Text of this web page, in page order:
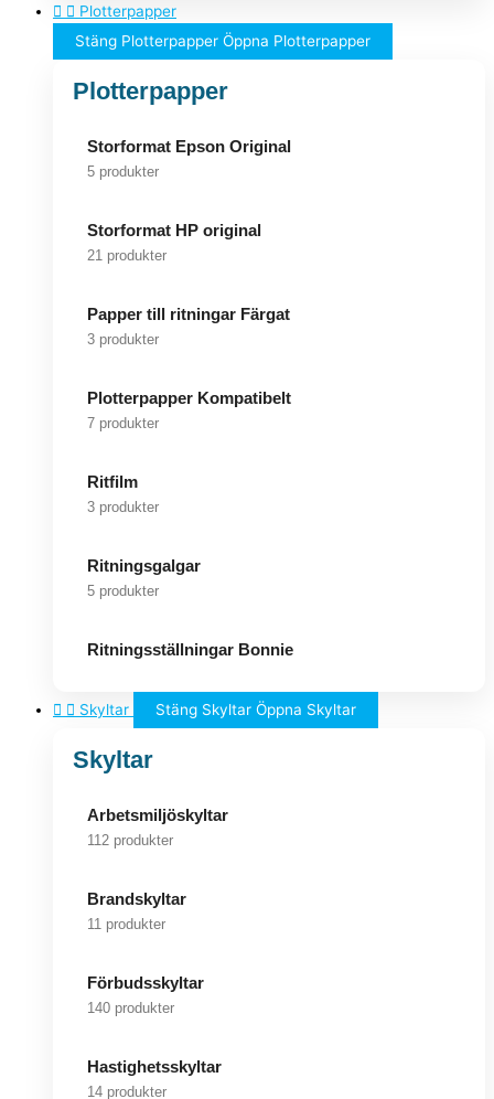
Plotterpapper
Stäng Plotterpapper Öppna Plotterpapper
Plotterpapper
Storformat Epson Original
5 produkter
Storformat HP original
21 produkter
Papper till ritningar Färgat
3 produkter
Plotterpapper Kompatibelt
7 produkter
Ritfilm
3 produkter
Ritningsgalgar
5 produkter
Ritningsställningar Bonnie
Skyltar Stäng Skyltar Öppna Skyltar
Skyltar
Arbetsmiljöskyltar
112 produkter
Brandskyltar
11 produkter
Förbudsskyltar
140 produkter
Hastighetsskyltar
14 produkter